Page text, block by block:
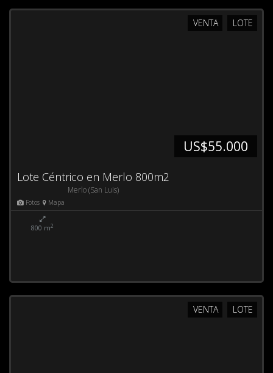
LOTE
VENTA
US$55.000
Lote Céntrico en Merlo 800m2
Merlo (San Luis)
Fotos Mapa
800 m2
LOTE
VENTA